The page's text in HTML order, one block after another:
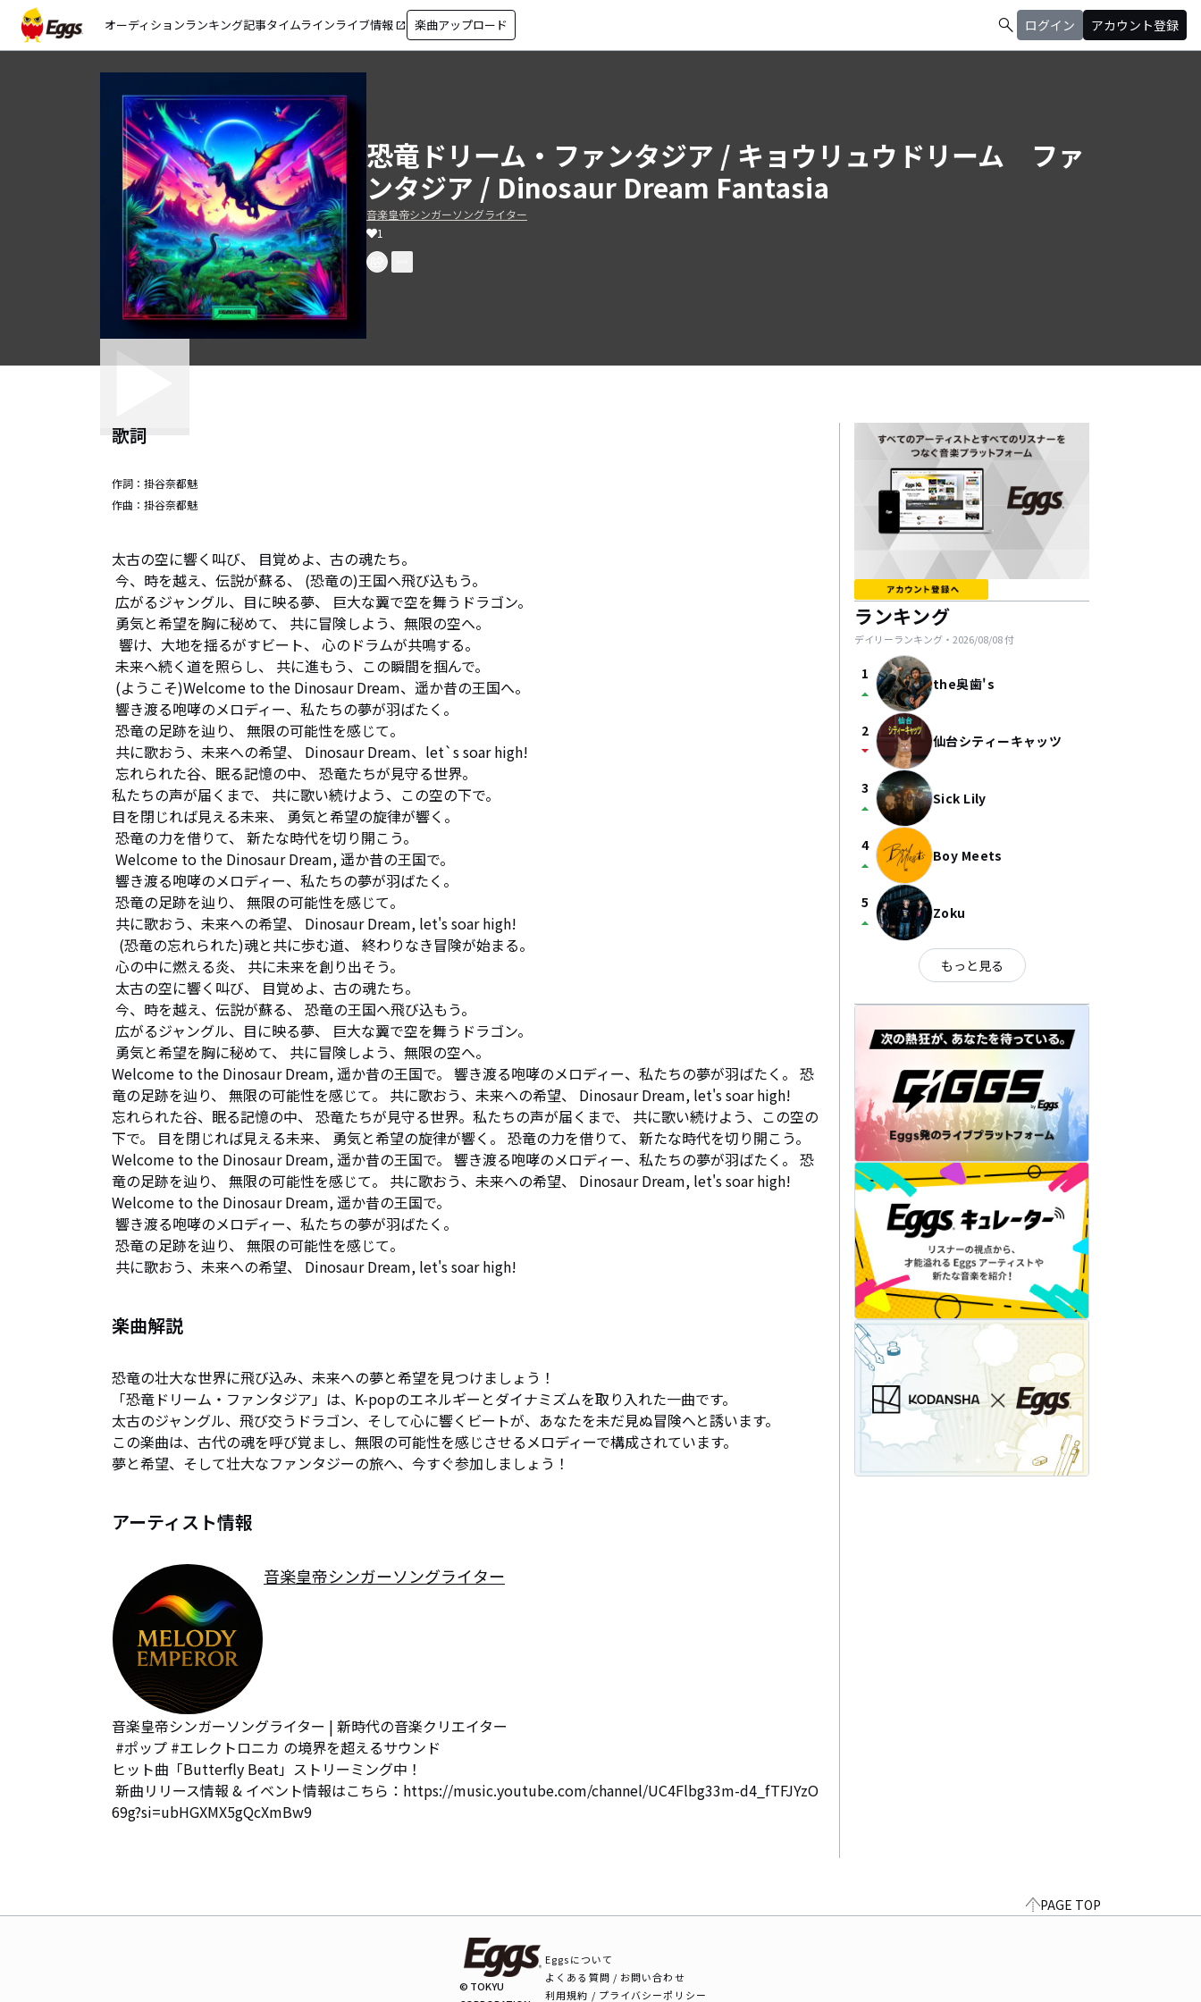
オーディションランキング記事タイムラインライブ情報 open_in_new 楽曲アップロード search ログイン アカウント登録
恐竜ドリーム・ファンタジア / キョウリュウドリーム ファ
ンタジア / Dinosaur Dream Fantasia
音楽皇帝シンガーソングライター
1
歌詞
作詞： 掛谷奈都魅
作曲： 掛谷奈都魅
太古の空に響く叫び、 目覚めよ、古の魂たち。
私たちの声が届くまで、 共に歌い続けよう、この空の下で。
目を閉じれば見える未来、 勇気と希望の旋律が響く。
Welcome to the Dinosaur Dream, 遥か昔の王国で。 響き渡る咆哮のメロディー、私たちの夢が羽ばたく。 恐
竜の足跡を辿り、 無限の可能性を感じて。 共に歌おう、未来への希望、 Dinosaur Dream, let's soar high!
忘れられた谷、眠る記憶の中、 恐竜たちが見守る世界。私たちの声が届くまで、 共に歌い続けよう、この空の
下で。 目を閉じれば見える未来、 勇気と希望の旋律が響く。 恐竜の力を借りて、 新たな時代を切り開こう。
Welcome to the Dinosaur Dream, 遥か昔の王国で。 響き渡る咆哮のメロディー、私たちの夢が羽ばたく。 恐
竜の足跡を辿り、 無限の可能性を感じて。 共に歌おう、未来への希望、 Dinosaur Dream, let's soar high!
Welcome to the Dinosaur Dream, 遥か昔の王国で。
共に歌おう、未来への希望、 Dinosaur Dream, let's soar high!
楽曲解説
恐竜の壮大な世界に飛び込み、未来への夢と希望を見つけましょう！
「恐竜ドリーム・ファンタジア」は、K-popのエネルギーとダイナミズムを取り入れた一曲です。
太古のジャングル、飛び交うドラゴン、そして心に響くビートが、あなたを未だ見ぬ冒険へと誘います。
この楽曲は、古代の魂を呼び覚まし、無限の可能性を感じさせるメロディーで構成されています。
夢と希望、そして壮大なファンタジーの旅へ、今すぐ参加しましょう！
アーティスト情報
音楽皇帝シンガーソングライター
音楽皇帝シンガーソングライター | 新時代の音楽クリエイター
ヒット曲「Butterfly Beat」ストリーミング中！
69g?si=ubHGXMX5gQcXmBw9
ランキング
デイリーランキング・ 2026/08/08付
1
arrow_drop_up the奥歯's
2
arrow_drop_down 仙台シティーキャッツ
3
arrow_drop_up Sick Lily
4
arrow_drop_up Boy Meets
5
arrow_drop_up Zoku
もっと見る
PAGE TOP
© TOKYU
Eggsについて
よくある質問 / お問い合わせ
利用規約 / プライバシーポリシー